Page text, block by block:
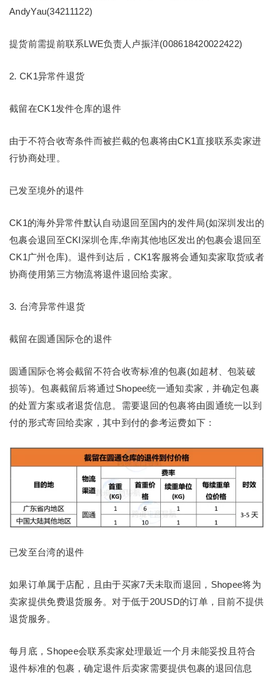
AndyYau(34211122)
提货前需提前联系LWE负责人卢振洋(008618420022422)
2. CK1异常件退货
截留在CK1发件仓库的退件
由于不符合收寄条件而被拦截的包裹将由CK1直接联系卖家进
行协商处理。
已发至境外的退件
CK1的海外异常件默认自动退回至国内的发件局(如深圳发出的
包裹会退回至CKI深圳仓库,华南其他地区发出的包裹会退回至
CK1广州仓库)。退件到达后，CK1客服将会通知卖家取货或者
协商使用第三方物流将退件退回给卖家。
3. 台湾异常件退货
截留在圆通国际仓的退件
圆通国际仓将会截留不符合收寄标准的包裹(如超材、包装破
损等)。包裹截留后将通过Shopee统一通知卖家，并确定包裹
的处置方案或者退货信息。需要退回的包裹将由圆通统一以到
付的形式寄回给卖家，其中到付的参考运费如下：
已发至台湾的退件
如果订单属于店配，且由于买家7天未取而退回，Shopee将为
卖家提供免费退货服务。对于低于20USD的订单，目前不提供
退货服务。
每月底，Shopee会联系卖家处理最近一个月未能妥投且符合
退件标准的包裹，确定退件后卖家需要提供包裹的退回信息